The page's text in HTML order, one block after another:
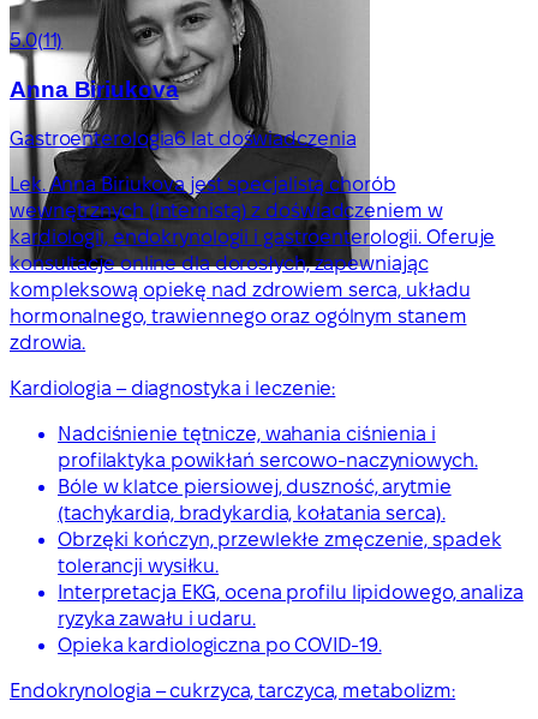
5.0(11)
Anna Biriukova
Gastroenterologia6 lat doświadczenia
Lek. Anna Biriukova jest specjalistą chorób
wewnętrznych (internistą) z doświadczeniem w
kardiologii, endokrynologii i gastroenterologii. Oferuje
konsultacje online dla dorosłych, zapewniając
kompleksową opiekę nad zdrowiem serca, układu
hormonalnego, trawiennego oraz ogólnym stanem
zdrowia.
Kardiologia – diagnostyka i leczenie:
Nadciśnienie tętnicze, wahania ciśnienia i
profilaktyka powikłań sercowo-naczyniowych.
Bóle w klatce piersiowej, duszność, arytmie
(tachykardia, bradykardia, kołatania serca).
Obrzęki kończyn, przewlekłe zmęczenie, spadek
tolerancji wysiłku.
Interpretacja EKG, ocena profilu lipidowego, analiza
ryzyka zawału i udaru.
Opieka kardiologiczna po COVID-19.
Endokrynologia – cukrzyca, tarczyca, metabolizm: